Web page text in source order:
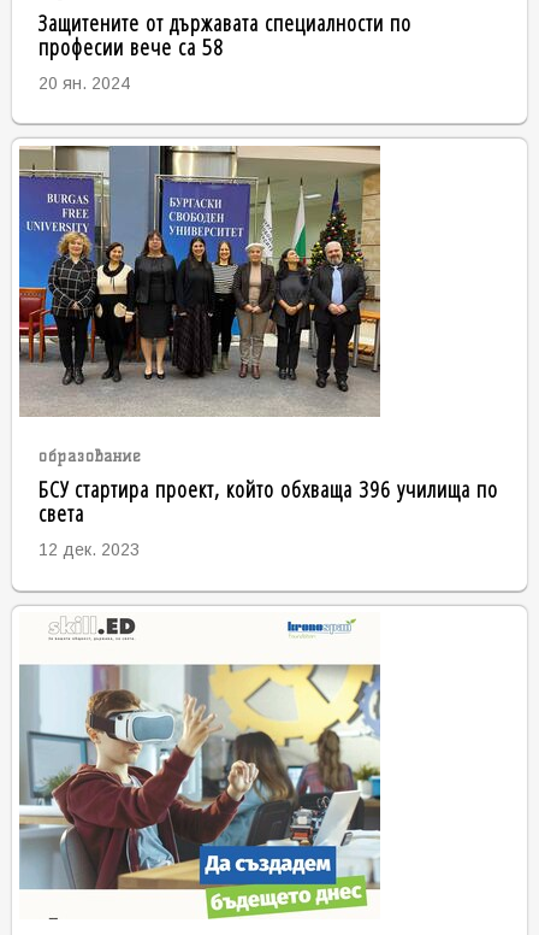
Защитените от държавата специалности по
професии вече са 58
20 ян. 2024
образование
БСУ стартира проект, който обхваща 396 училища по
света
12 дек. 2023